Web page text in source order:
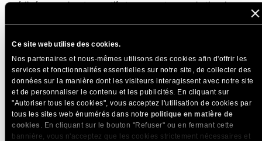
Ce site web utilise des cookies.
Nos partenaires et nous-mêmes utilisons des cookies afin d'offrir les
services et fonctionnalités essentielles sur notre site, de collecter des
données sur la manière dont les visiteurs interagissent avec notre site
et de personnaliser le contenu et les publicités. En cliquant sur
"Autoriser tous les cookies", vous acceptez l'utilisation de cookies par
tous les sites web énumérés dans notre politique en matière de
cookies . En cliquant sur le bouton "Refuser" ou en fermant cette
bannière, vous n'acceptez que les cookies strictement nécessaires et
rédigé par un locuteur natif et un expert en marketing. Les
traduits sans le budget que vous devriez normalement
consacrer à une localisation professionnelle.
Maintenance technique du site web
Tout site WordPress nécessite une maintenance régulière :
mises à jour des plugins et des thèmes, audits de sécurité,